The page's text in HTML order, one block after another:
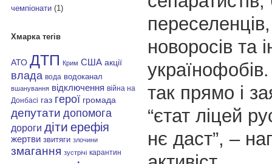
чемпіонати(1)
Хмарка тегів
АТО ДТП Крим США акції
влада вода водоканал
вшанування відключення війна на
Донбасі газ герої громада
депутати допомога
дороги діти ерефія
жертви звитяги злочини
змагання зустрічі карантин
новоросів та
так прямо і
“єтат ліцей
нє даст”, –